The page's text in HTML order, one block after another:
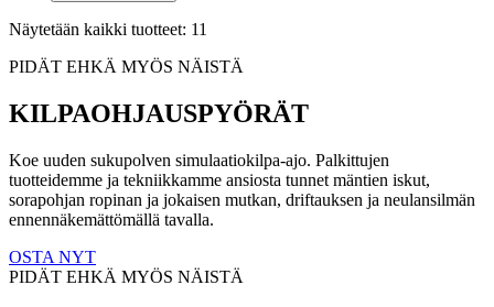
Näytetään kaikki tuotteet: 11
PIDÄT EHKÄ MYÖS NÄISTÄ
KILPAOHJAUSPYÖRÄT
Koe uuden sukupolven simulaatiokilpa-ajo. Palkittujen
tuotteidemme ja tekniikkamme ansiosta tunnet mäntien iskut,
sorapohjan ropinan ja jokaisen mutkan, driftauksen ja neulansilmän
ennennäkemättömällä tavalla.
OSTA NYT
PIDÄT EHKÄ MYÖS NÄISTÄ